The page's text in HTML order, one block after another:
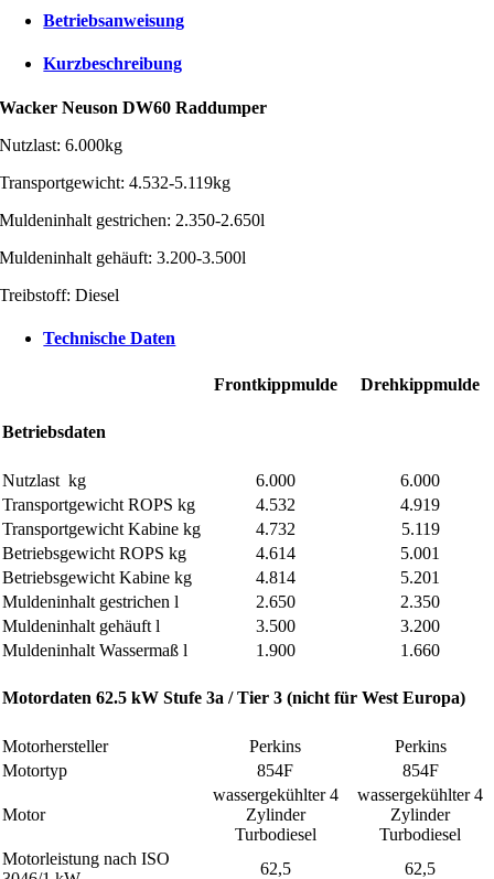
Betriebsanweisung
Kurzbeschreibung
Wacker Neuson DW60 Raddumper
Nutzlast: 6.000kg
Transportgewicht: 4.532-5.119kg
Muldeninhalt gestrichen: 2.350-2.650l
Muldeninhalt gehäuft: 3.200-3.500l
Treibstoff: Diesel
Technische Daten
Frontkippmulde Drehkippmulde
Betriebsdaten
Nutzlast kg 6.000
6.000
Transportgewicht ROPSkg 4.532
4.919
Transportgewicht Kabine kg 4.732
5.119
Betriebsgewicht ROPS kg 4.614
5.001
Betriebsgewicht Kabine kg 4.814
5.201
Muldeninhalt gestrichen l 2.650
2.350
Muldeninhalt gehäuft l 3.500
3.200
Muldeninhalt Wassermaß l 1.900 1.660
Motordaten 62.5 kW Stufe 3a / Tier 3 (nicht für West Europa)
Motorhersteller Perkins
Perkins
Motortyp
854F 854F
Motor
wassergekühlter 4
Zylinder
Turbodiesel
wassergekühlter 4
Zylinder
Turbodiesel
Motorleistung nach ISO
62,5
62,5